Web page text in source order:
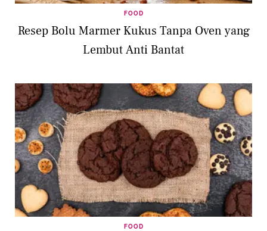
FOOD
Resep Bolu Marmer Kukus Tanpa Oven yang
Lembut Anti Bantat
FOOD